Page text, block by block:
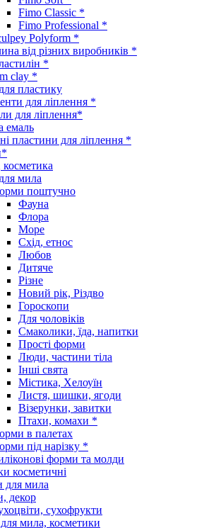
Fimo Classic *
Fimo Professional *
Polyform *
від різних виробників *
*
clay *
пластику
для ліплення *
для ліплення*
емаль
пластини для ліплення *
мила
поштучно
Фауна
Флора
Море
Схід, етнос
Любов
Дитяче
Різне
Новий рік, Різдво
Гороскопи
Для чоловіків
Смаколики, їда, напитки
Прості форми
Люди, частини тіла
Інші свята
Містика, Хелоуїн
Листя, шишки, ягоди
Візерунки, завитки
Птахи, комахи *
в палетах
під нарізку *
форми та молди
косметичні
мила
декор
сухофрукти
мила, косметики